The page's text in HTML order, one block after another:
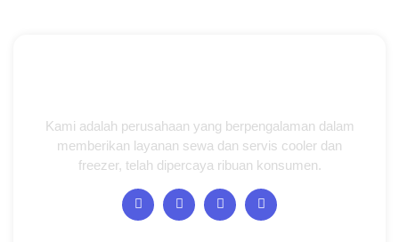
Kami adalah perusahaan yang berpengalaman dalam
memberikan layanan sewa dan servis cooler dan
freezer, telah dipercaya ribuan konsumen.